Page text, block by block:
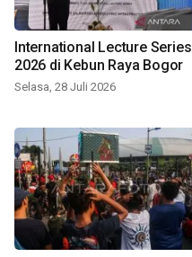
International Lecture Series
2026 di Kebun Raya Bogor
Selasa, 28 Juli 2026